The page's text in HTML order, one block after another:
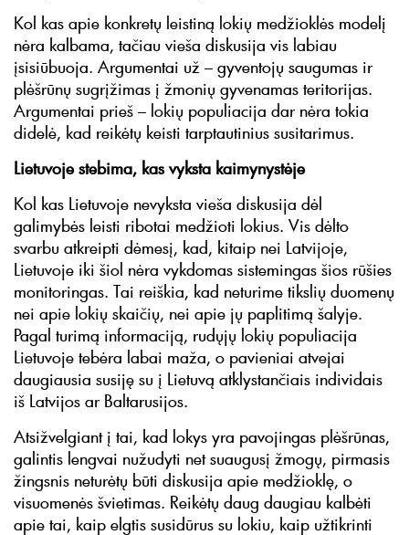
Kol kas apie konkretų leistiną lokių medžioklės modelį
nėra kalbama, tačiau vieša diskusija vis labiau
įsisiūbuoja. Argumentai už – gyventojų saugumas ir
plėšrūnų sugrįžimas į žmonių gyvenamas teritorijas.
Argumentai prieš – lokių populiacija dar nėra tokia
didelė, kad reikėtų keisti tarptautinius susitarimus.
Lietuvoje stebima, kas vyksta kaimynystėje
Kol kas Lietuvoje nevyksta vieša diskusija dėl
galimybės leisti ribotai medžioti lokius. Vis dėlto
svarbu atkreipti dėmesį, kad, kitaip nei Latvijoje,
Lietuvoje iki šiol nėra vykdomas sistemingas šios rūšies
monitoringas. Tai reiškia, kad neturime tikslių duomenų
nei apie lokių skaičių, nei apie jų paplitimą šalyje.
Pagal turimą informaciją, rudųjų lokių populiacija
Lietuvoje tebėra labai maža, o pavieniai atvejai
daugiausia susiję su į Lietuvą atklystančiais individais
iš Latvijos ar Baltarusijos.
Atsižvelgiant į tai, kad lokys yra pavojingas plėšrūnas,
galintis lengvai nužudyti net suaugusį žmogų, pirmasis
žingsnis neturėtų būti diskusija apie medžioklę, o
visuomenės švietimas. Reikėtų daug daugiau kalbėti
apie tai, kaip elgtis susidūrus su lokiu, kaip užtikrinti